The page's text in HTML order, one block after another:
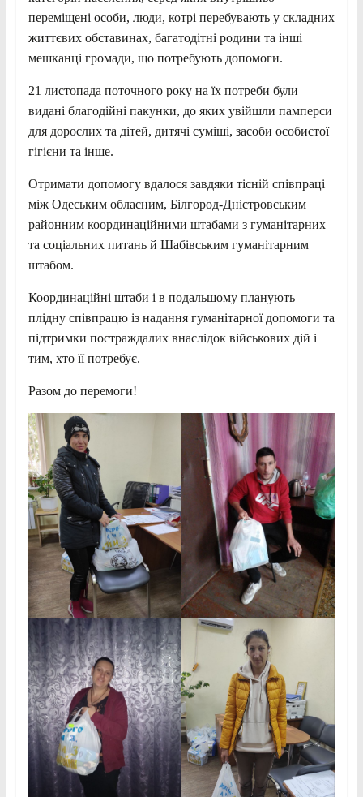
переміщені особи, люди, котрі перебувають у складних
життєвих обставинах, багатодітні родини та інші
мешканці громади, що потребують допомоги.
21 листопада поточного року на їх потреби були
видані благодійні пакунки, до яких увійшли памперси
для дорослих та дітей, дитячі суміші, засоби особистої
гігієни та інше.
Отримати допомогу вдалося завдяки тісній співпраці
між Одеським обласним, Білгород-Дністровським
районним координаційними штабами з гуманітарних
та соціальних питань й Шабівським гуманітарним
штабом.
Координаційні штаби і в подальшому планують
плідну співпрацю із надання гуманітарної допомоги та
підтримки постраждалих внаслідок військових дій і
тим, хто її потребує.
Разом до перемоги!